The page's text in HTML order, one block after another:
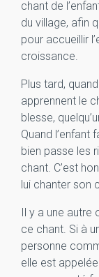
chant de
du village, afin
pour accueillir
croissance.
Plus tard,
apprennent le
blesse,
Quand l’enfant
bien passe les
chant. C’est
lui chanter son
Il y a une autre
ce chant. Si à
personne
elle est